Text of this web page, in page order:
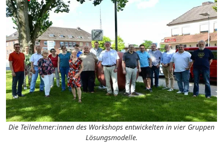
Die Teilnehmer:innen des Workshops entwickelten in vier Gruppen
Lösungsmodelle.